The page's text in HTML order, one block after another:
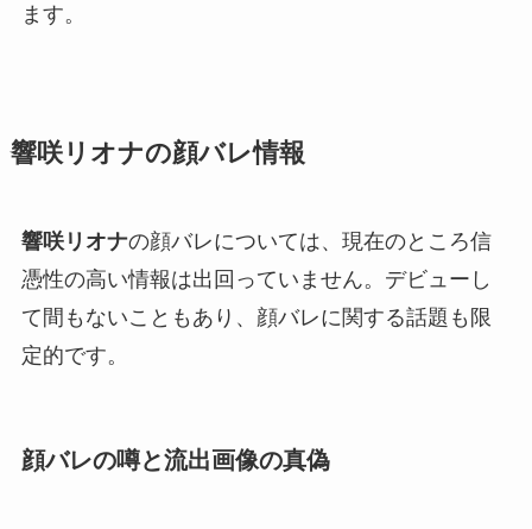
ます。
響咲リオナの顔バレ情報
響咲リオナの顔バレについては、現在のところ信
憑性の高い情報は出回っていません。デビューし
て間もないこともあり、顔バレに関する話題も限
定的です。
顔バレの噂と流出画像の真偽